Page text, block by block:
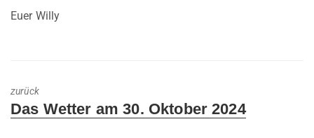
Euer Willy
zurück
Previous
Das Wetter am 30. Oktober 2024